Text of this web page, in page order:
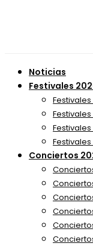
Noticias
Festivales
Conciertos